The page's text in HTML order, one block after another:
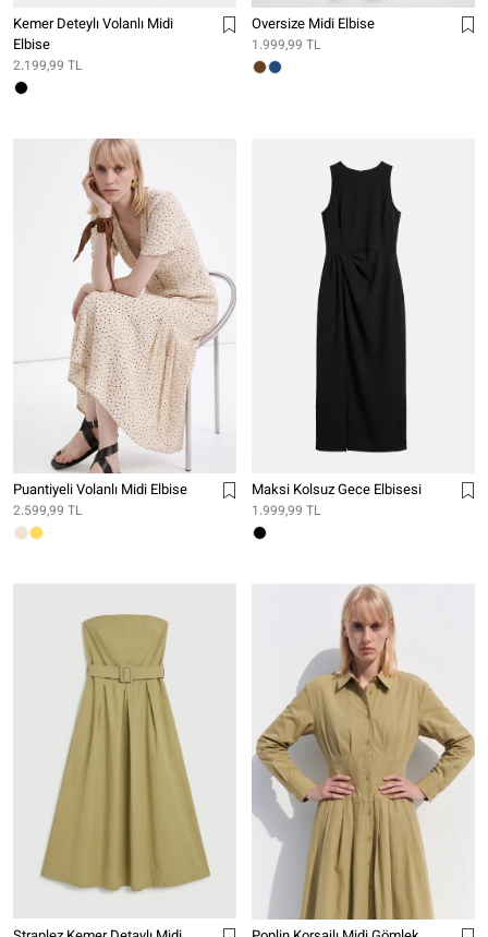
Kemer Deteylı Volanlı Midi
Elbise
2.199,99 TL
Oversize Midi Elbise
1.999,99 TL
Puantiyeli Volanlı Midi Elbise
2.599,99 TL
Maksi Kolsuz Gece Elbisesi
1.999,99 TL